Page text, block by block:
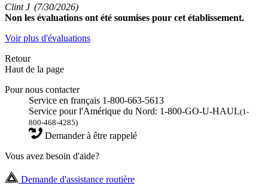
Clint J (7/30/2026)
Non les évaluations ont été soumises pour cet établissement.
Voir plus d'évaluations
Retour
Haut de la page
Pour nous contacter
Service en français 1-800-663-5613
Service pour l'Amérique du Nord: 1-800-GO-U-HAUL(1-
800-468-4285)
Demander à être rappelé
Vous avez besoin d'aide?
Demande d'assistance routière